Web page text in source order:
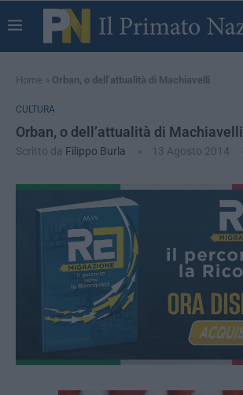
Home » Orban, o dell’attualità di Machiavelli
CULTURA
Orban, o dell’attualità di Machiavelli
Scritto da Filippo Burla 13 Agosto 2014